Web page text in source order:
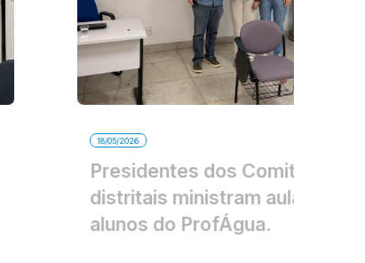
Presidentes dos Comitês
distritais ministram aula para
alunos do ProfÁgua.